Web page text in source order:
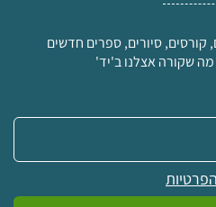
קורסים, סיורים, ספרים חדשים
שקורה אצלנו ב'יד'